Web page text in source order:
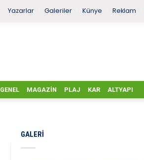
Yazarlar Galeriler Künye Reklam
GENEL MAGAZIN PLAJ KAR ALTYAPI
GALERI